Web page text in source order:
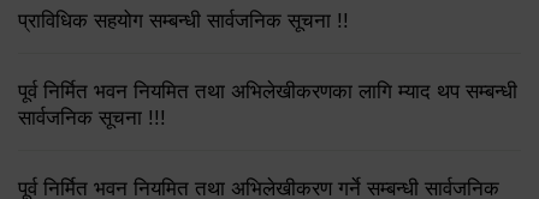
प्राविधिक सहयोग सम्बन्धी सार्वजनिक सूचना !!
पूर्व निर्मित भवन नियमित तथा अभिलेखीकरणका लागि म्याद थप सम्बन्धी
सार्वजनिक सूचना !!!
पूर्व निर्मित भवन नियमित तथा अभिलेखीकरण गर्ने सम्बन्धी सार्वजनिक